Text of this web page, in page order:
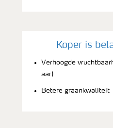
Koper is
Verhoogde
aar)
Betere graankwaliteit